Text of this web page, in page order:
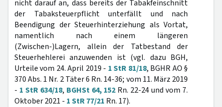
nicht darauf an, dass bereits der Tabakfeinschnitt
der Tabaksteuerpflicht unterfällt und nach
Beendigung der Steuerhinterziehung als Vortat,
namentlich nach einem längeren
(Zwischen-)Lagern, allein der Tatbestand der
Steuerhehlerei anzuwenden ist (vgl. dazu BGH,
Urteile vom 24. April 2019 - 1 StR 81/18, BGHR AO §
370 Abs. 1 Nr. 2 Täter 6 Rn. 14-36; vom 11. März 2019
- 1 StR 634/18, BGHSt 64, 152 Rn. 22-24 und vom 7.
Oktober 2021 - 1 StR 77/21 Rn. 17).